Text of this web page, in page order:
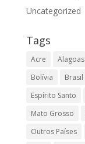
Uncategorized
Tags
Acre Alagoas
Bolívia
Brasil
Espírito Santo
Mato Grosso
Outros Países